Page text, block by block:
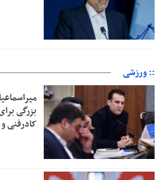
:: ورزشی
بزرگی
کادرفنی